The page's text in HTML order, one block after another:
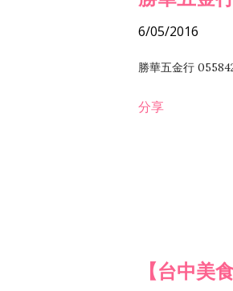
6/05/2016
勝華五金行
分享
【台中美